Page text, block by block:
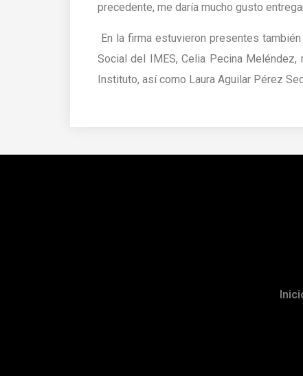
precedente, me daría mucho gusto
En la firma estuvieron presentes
Social del IMES, Celia Pecina
Instituto, así como Laura Aguilar Pérez